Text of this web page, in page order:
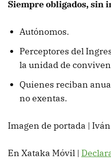
Siempre obligados, sin
Autónomos.
Perceptores del
la unidad de
Quienes reciban
no exentas.
Imagen de portada |
En Xataka Móvil |